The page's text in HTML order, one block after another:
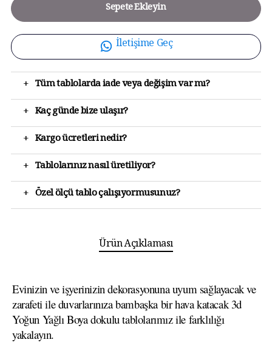
Sepete Ekleyin
İletişime Geç
+ Tüm tablolarda iade veya değişim var mı?
+ Kaç günde bize ulaşır?
+ Kargo ücretleri nedir?
+ Tablolarınız nasıl üretiliyor?
+ Özel ölçü tablo çalışıyormusunuz?
Ürün Açıklaması
Evinizin ve işyerinizin dekorasyonuna uyum sağlayacak ve
zarafeti ile duvarlarınıza bambaşka bir hava katacak 3d
Yoğun Yağlı Boya dokulu tablolarımız ile farklılığı
yakalayın.